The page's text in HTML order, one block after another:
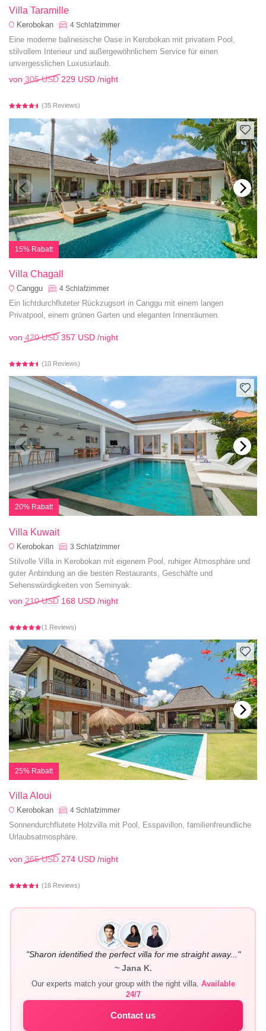
Villa Taramille
Kerobokan 4 Schlafzimmer
Eine moderne balinesische Oase in Kerobokan mit privatem Pool,
stilvollem Interieur und außergewöhnlichem Service für einen
unvergesslichen Luxusurlaub.
von 305 USD 229 USD /night
(35 Reviews)
15% Rabatt
Villa Chagall
Canggu 4 Schlafzimmer
Ein lichtdurchfluteter Rückzugsort in Canggu mit einem langen
Privatpool, einem grünen Garten und eleganten Innenräumen.
von 420 USD 357 USD /night
(10 Reviews)
20% Rabatt
Villa Kuwait
Kerobokan 3 Schlafzimmer
Stilvolle Villa in Kerobokan mit eigenem Pool, ruhiger Atmosphäre und
guter Anbindung an die besten Restaurants, Geschäfte und
Sehenswürdigkeiten von Seminyak.
von 210 USD 168 USD /night
(1 Reviews)
25% Rabatt
Villa Aloui
Kerobokan 4 Schlafzimmer
Sonnendurchflutete Holzvilla mit Pool, Esspavillon, familienfreundliche
Urlaubsatmosphäre.
von 365 USD 274 USD /night
(16 Reviews)
"Sharon identified the perfect villa for me straight away..."
~ Jana K.
Our experts match your group with the right villa. Available
24/7
Contact us